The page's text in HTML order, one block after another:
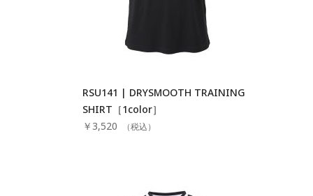
RSU141 | DRYSMOOTH TRAINING
SHIRT［1color］
￥3,520
（税込）